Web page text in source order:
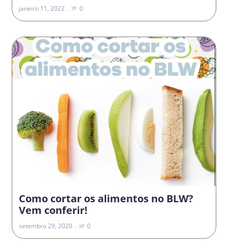
janeiro 11, 2022 0
Como cortar os alimentos no BLW?
Vem conferir!
setembro 29, 2020 0